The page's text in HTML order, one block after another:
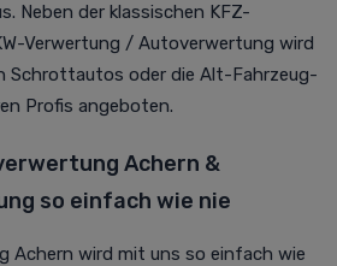
Neben der klassischen KFZ-
Verwertung / Autoverwertung wird
Schrottautos oder die Alt-Fahrzeug-
Profis angeboten.
Achern &
so einfach wie nie
Achern wird mit uns so einfach wie